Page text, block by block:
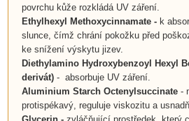
povrchu kůže rozkládá UV záření.
Ethylhexyl Methoxycinnamate - k
slunce, čímž chrání pokožku před
ke snížení výskytu jizev.
Diethylamino Hydroxybenzoyl Hexyl
derivát) - absorbuje UV záření.
Aluminium Starch Octenylsuccinate-
protispékavý, reguluje viskozitu a